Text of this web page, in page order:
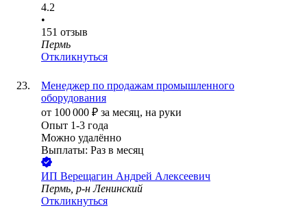
4.2
•
151 отзыв
Пермь
Откликнуться
Менеджер по продажам промышленного
оборудования
от 100 000 ₽ за месяц, на руки
Опыт 1-3 года
Можно удалённо
Выплаты: Раз в месяц
ИП Верещагин Андрей Алексеевич
Пермь, р-н Ленинский
Откликнуться